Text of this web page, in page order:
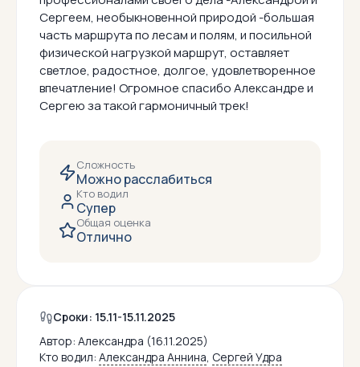
Сергеем, необыкновенной природой -большая
часть маршрута по лесам и полям, и посильной
физической нагрузкой маршрут, оставляет
светлое, радостное, долгое, удовлетворенное
впечатление! Огромное спасибо Александре и
Сергею за такой гармоничный трек!
Сложность
Можно расслабиться
Кто водил
Супер
Общая оценка
Отлично
Сроки: 15.11-15.11.2025
Автор: Александра (16.11.2025)
Кто водил: Александра Аннина, Сергей Удра